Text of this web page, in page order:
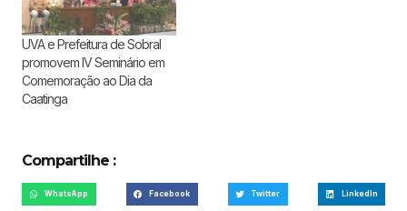
UVA e Prefeitura de Sobral
promovem IV Seminário em
Comemoração ao Dia da
Caatinga
Compartilhe :
WhatsApp Facebook Twitter LinkedIn